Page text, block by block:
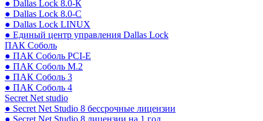
● Dallas Lock 8.0-К
● Dallas Lock 8.0-С
● Dallas Lock LINUX
● Единый центр управления Dallas Lock
ПАК Соболь
● ПАК Соболь PCI-E
● ПАК Соболь М.2
● ПАК Соболь 3
● ПАК Соболь 4
Secret Net studio
● Secret Net Studio 8 бессрочные лицензии
● Secret Net Studio 8 лицензии на 1 год